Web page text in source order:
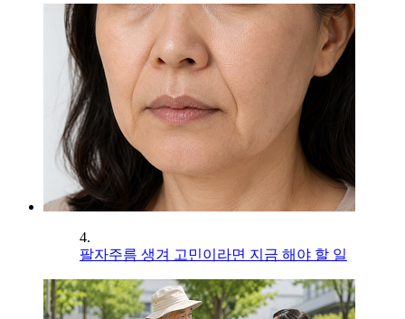
4.
팔자주름 생겨 고민이라면 지금 해야 할 일